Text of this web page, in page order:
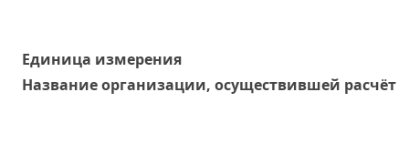
Единица измерения
Название организации, осуществившей расчёт